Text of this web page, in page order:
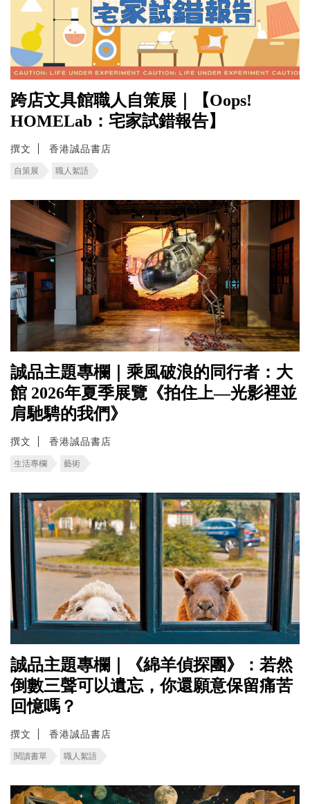
跨店文具館職人自策展｜【Oops!
HOMELab：宅家試錯報告】
撰文 香港誠品書店
自策展 職人絮語
誠品主題專欄｜乘風破浪的同行者：大
館 2026年夏季展覽《拍住上—光影裡並
肩馳騁的我們》
撰文 香港誠品書店
生活專欄 藝術
誠品主題專欄｜《綿羊偵探團》：若然
倒數三聲可以遺忘，你還願意保留痛苦
回憶嗎？
撰文 香港誠品書店
閱讀書單 職人絮語